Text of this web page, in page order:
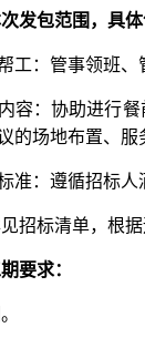
发包范围，具
工：管事领班、
容：协助进行
的场地布置、服
准：遵循招标
招标清单，根
要求：